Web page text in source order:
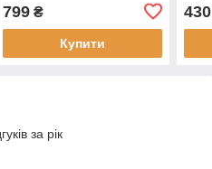
кросбоді однолямовий
рюкзак
799₴
Купити
430
за рік